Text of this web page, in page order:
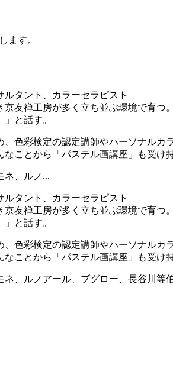
ます。
タント、カラーセラピスト
友禅工房が多く立ち並ぶ環境で育つ。
と話す。
色彩検定の認定講師やパーソナルカ
ことから「パステル画講座」も受け
ネ、ルノ...
タント、カラーセラピスト
友禅工房が多く立ち並ぶ環境で育つ。
と話す。
色彩検定の認定講師やパーソナルカ
ことから「パステル画講座」も受け
、ルノアール、ブグロー、長谷川等